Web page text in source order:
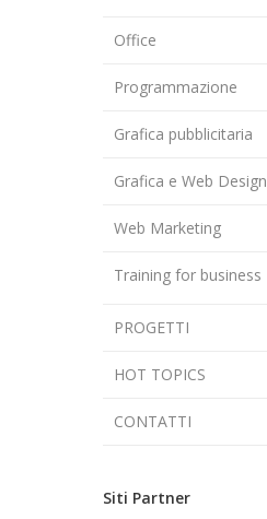
Office
Programmazione
Grafica pubblicitaria
Grafica e Web Design
Web Marketing
Training for business
PROGETTI
HOT TOPICS
CONTATTI
Siti Partner